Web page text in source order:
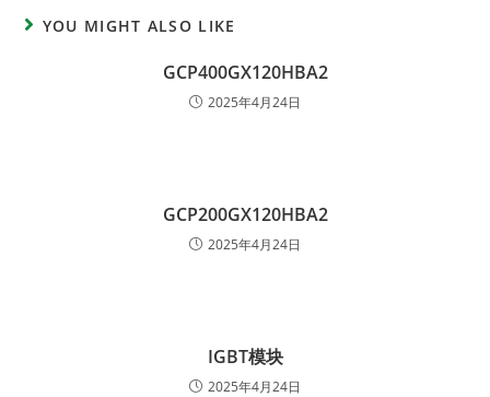
YOU MIGHT ALSO LIKE
GCP400GX120HBA2
2025年4月24日
GCP200GX120HBA2
2025年4月24日
IGBT模块
2025年4月24日